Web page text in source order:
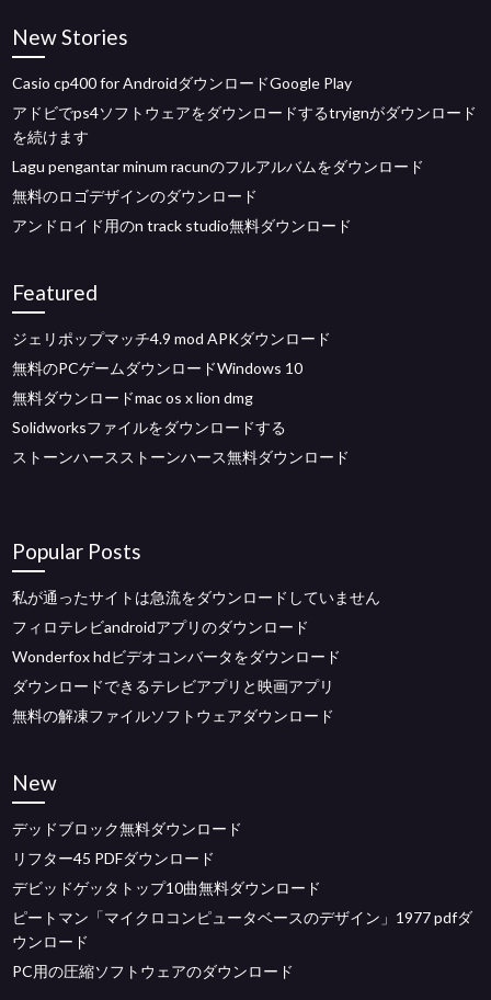
New Stories
Casio cp400 for AndroidダウンロードGoogle Play
アドビでps4ソフトウェアをダウンロードするtryignがダウンロード
を続けます
Lagu pengantar minum racunのフルアルバムをダウンロード
無料のロゴデザインのダウンロード
アンドロイド用のn track studio無料ダウンロード
Featured
ジェリポップマッチ4.9 mod APKダウンロード
無料のPCゲームダウンロードWindows 10
無料ダウンロードmac os x lion dmg
Solidworksファイルをダウンロードする
ストーンハースストーンハース無料ダウンロード
Popular Posts
私が通ったサイトは急流をダウンロードしていません
フィロテレビandroidアプリのダウンロード
Wonderfox hdビデオコンバータをダウンロード
ダウンロードできるテレビアプリと映画アプリ
無料の解凍ファイルソフトウェアダウンロード
New
デッドブロック無料ダウンロード
リフター45 PDFダウンロード
デビッドゲッタトップ10曲無料ダウンロード
ピートマン「マイクロコンピュータベースのデザイン」1977 pdfダ
ウンロード
PC用の圧縮ソフトウェアのダウンロード